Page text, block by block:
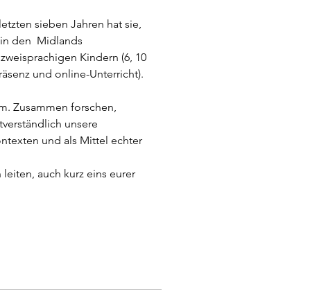
sieben Jahren hat sie,
den  Midlands
Kindern (6, 10
und online-Unterricht).
Zusammen forschen,
unsere
und als Mittel echter
auch kurz eins eurer